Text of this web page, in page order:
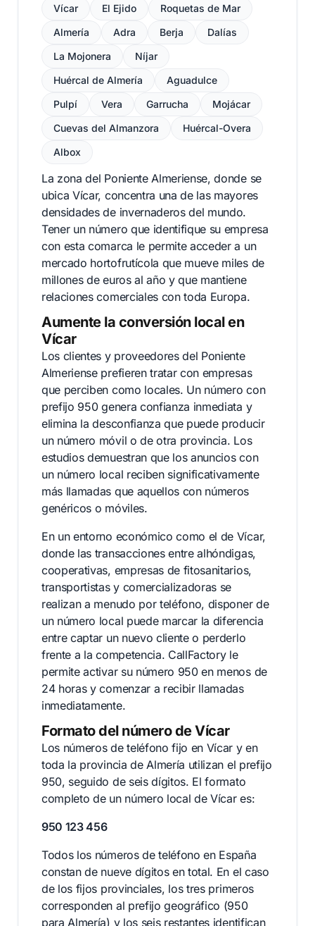
Vícar El Ejido
Roquetas de Mar
Almería
Adra Berja
Dalías
La Mojonera
Níjar
Huércal de Almería
Aguadulce
Pulpí
Vera Garrucha
Mojácar
Cuevas del Almanzora
Huércal-Overa
Albox
La zona del Poniente Almeriense, donde se
ubica Vícar, concentra una de las mayores
densidades de invernaderos del mundo.
Tener un número que identifique su empresa
con esta comarca le permite acceder a un
mercado hortofrutícola que mueve miles de
millones de euros al año y que mantiene
relaciones comerciales con toda Europa.
Aumente la conversión local en
Vícar
Los clientes y proveedores del Poniente
Almeriense prefieren tratar con empresas
que perciben como locales. Un número con
prefijo 950 genera confianza inmediata y
elimina la desconfianza que puede producir
un número móvil o de otra provincia. Los
estudios demuestran que los anuncios con
un número local reciben significativamente
más llamadas que aquellos con números
genéricos o móviles.
En un entorno económico como el de Vícar,
donde las transacciones entre alhóndigas,
cooperativas, empresas de fitosanitarios,
transportistas y comercializadoras se
realizan a menudo por teléfono, disponer de
un número local puede marcar la diferencia
entre captar un nuevo cliente o perderlo
frente a la competencia. CallFactory le
permite activar su número 950 en menos de
24 horas y comenzar a recibir llamadas
inmediatamente.
Formato del número de Vícar
Los números de teléfono fijo en Vícar y en
toda la provincia de Almería utilizan el prefijo
950, seguido de seis dígitos. El formato
completo de un número local de Vícar es:
950 123 456
Todos los números de teléfono en España
constan de nueve dígitos en total. En el caso
de los fijos provinciales, los tres primeros
corresponden al prefijo geográfico (950
para Almería) y los seis restantes identifican